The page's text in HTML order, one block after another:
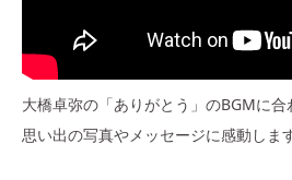
大橋卓弥の「ありがとう」のBGMに
思い出の写真やメッセージに感動します